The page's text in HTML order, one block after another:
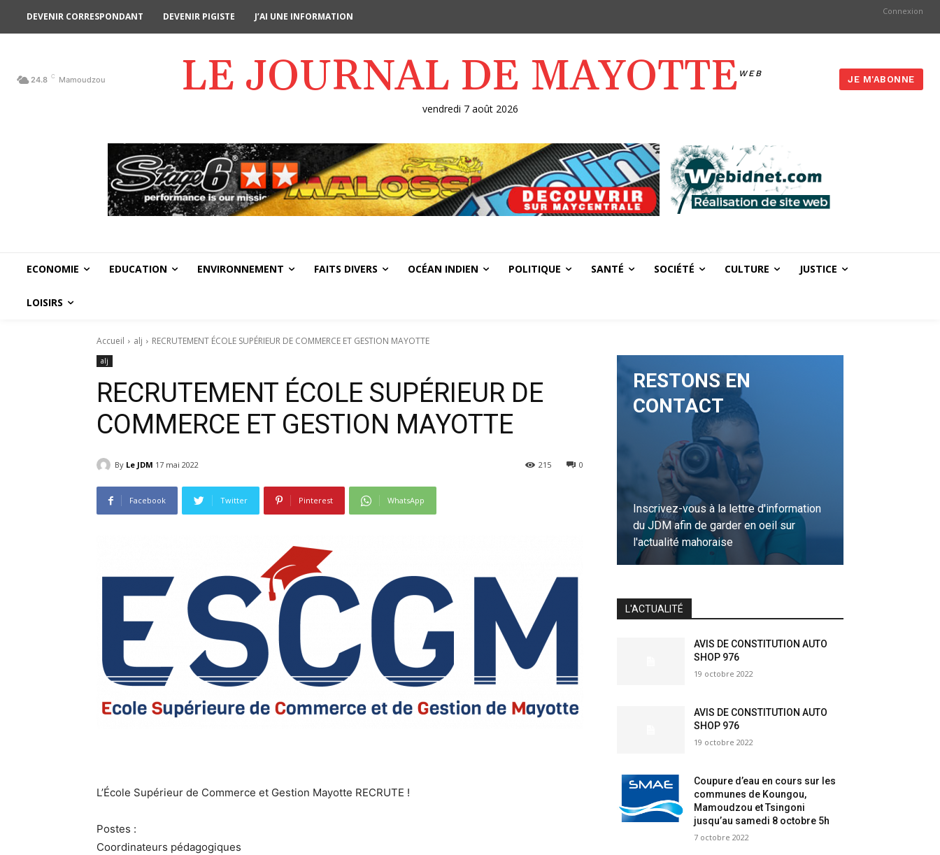
DEVENIR CORRESPONDANT DEVENIR PIGISTE J’AI UNE INFORMATION Connexion
24.8 C Mamoudzou LE JOURNAL DE MAYOTTE WEB
JE M'ABONNE
vendredi 7 août 2026
ECONOMIE EDUCATION ENVIRONNEMENT FAITS DIVERS OCÉAN INDIEN POLITIQUE SANTÉ SOCIÉTÉ CULTURE JUSTICE
LOISIRS
Accueil alj RECRUTEMENT ÉCOLE SUPÉRIEUR DE COMMERCE ET GESTION MAYOTTE
alj
RECRUTEMENT ÉCOLE SUPÉRIEUR DE
COMMERCE ET GESTION MAYOTTE
By Le JDM 17 mai 2022 0
215
Facebook Twitter Pinterest WhatsApp
L’École Supérieur de Commerce et Gestion Mayotte RECRUTE !
Postes :
Coordinateurs pédagogiques
RESTONS EN
CONTACT
Inscrivez-vous à la lettre d'information
du JDM afin de garder en oeil sur
l'actualité mahoraise
L'ACTUALITÉ
AVIS DE CONSTITUTION AUTO
SHOP 976
19 octobre 2022
AVIS DE CONSTITUTION AUTO
SHOP 976
19 octobre 2022
Coupure d’eau en cours sur les
communes de Koungou,
Mamoudzou et Tsingoni
jusqu’au samedi 8 octobre 5h
7 octobre 2022